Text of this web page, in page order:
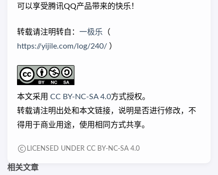
可以享受腾讯QQ产品带来的快乐！
转载请注明转自： 一极乐 （
https://yijile.com/log/240/ ）
本文采用 CC BY-NC-SA 4.0方式授权。
转载请注明出处和本文链接，说明是否进行修改，不
得用于商业用途，使用相同方式共享。
LICENSED UNDER CC BY-NC-SA 4.0
相关文章